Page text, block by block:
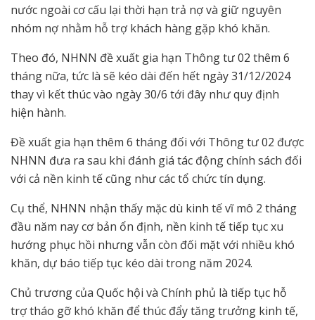
nước ngoài cơ cấu lại thời hạn trả nợ và giữ nguyên
nhóm nợ nhằm hỗ trợ khách hàng gặp khó khăn.
Theo đó, NHNN đề xuất gia hạn Thông tư 02 thêm 6
tháng nữa, tức là sẽ kéo dài đến hết ngày 31/12/2024
thay vì kết thúc vào ngày 30/6 tới đây như quy định
hiện hành.
Đề xuất gia hạn thêm 6 tháng đối với Thông tư 02 được
NHNN đưa ra sau khi đánh giá tác động chính sách đối
với cả nền kinh tế cũng như các tổ chức tín dụng.
Cụ thể, NHNN nhận thấy mặc dù kinh tế vĩ mô 2 tháng
đầu năm nay cơ bản ổn định, nền kinh tế tiếp tục xu
hướng phục hồi nhưng vẫn còn đối mặt với nhiều khó
khăn, dự báo tiếp tục kéo dài trong năm 2024.
Chủ trương của Quốc hội và Chính phủ là tiếp tục hỗ
trợ tháo gỡ khó khăn để thúc đẩy tăng trưởng kinh tế,